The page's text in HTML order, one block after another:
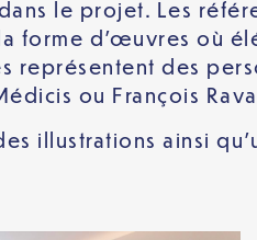
le projet. Les
forme d’œuvres où
des
ou François
illustrations ainsi